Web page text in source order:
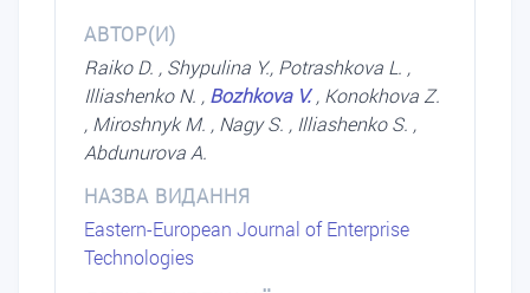
АВТОР(И)
Raiko D. , Shypulina Y., Potrashkova L. ,
Illiashenko N. , Bozhkova V., Konokhova Z.
, Miroshnуk M. , Nagy S. , Illiashenko S. ,
Abdunurova A.
НАЗВА ВИДАННЯ
Eastern-European Journal of Enterprise
Technologies